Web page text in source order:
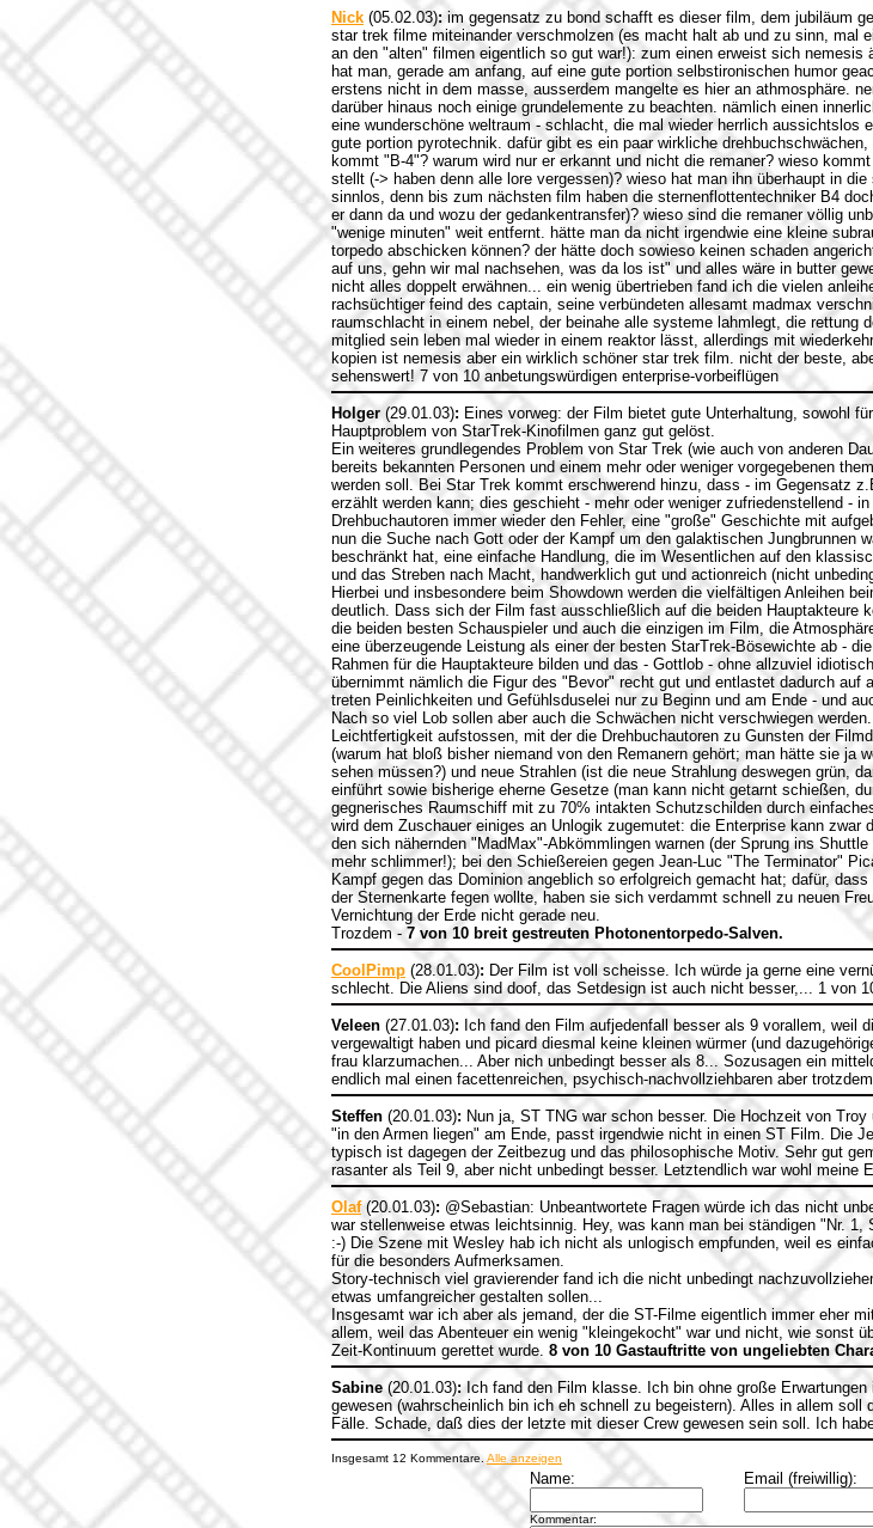
Nick (05.02.03): im gegensatz zu bond schafft es dieser film, dem jubiläum
star trek filme miteinander verschmolzen (es macht halt ab und zu sinn, mal
an den "alten" filmen eigentlich so gut war!): zum einen erweist sich
hat man, gerade am anfang, auf eine gute portion selbstironischen humor
erstens nicht in dem masse, ausserdem mangelte es hier an athmosphäre.
darüber hinaus noch einige grundelemente zu beachten. nämlich einen
eine wunderschöne weltraum - schlacht, die mal wieder herrlich aussichtslos
gute portion pyrotechnik. dafür gibt es ein paar wirkliche
kommt "B-4"? warum wird nur er erkannt und nicht die remaner? wieso
stellt (-> haben denn alle lore vergessen)? wieso hat man ihn überhaupt in
sinnlos, denn bis zum nächsten film haben die sternenflottentechniker B4
er dann da und wozu der gedankentransfer)? wieso sind die remaner völlig
"wenige minuten" weit entfernt. hätte man da nicht irgendwie eine kleine
torpedo abschicken können? der hätte doch sowieso keinen schaden
auf uns, gehn wir mal nachsehen, was da los ist" und alles wäre in butter
nicht alles doppelt erwähnen... ein wenig übertrieben fand ich die vielen
rachsüchtiger feind des captain, seine verbündeten allesamt madmax
raumschlacht in einem nebel, der beinahe alle systeme lahmlegt, die rettung
mitglied sein leben mal wieder in einem reaktor lässt, allerdings mit
kopien ist nemesis aber ein wirklich schöner star trek film. nicht der beste,
sehenswert! 7 von 10 anbetungswürdigen enterprise-vorbeiflügen
Holger (29.01.03): Eines vorweg: der Film bietet gute Unterhaltung, sowohl
Hauptproblem von StarTrek-Kinofilmen ganz gut gelöst.
Ein weiteres grundlegendes Problem von Star Trek (wie auch von anderen
bereits bekannten Personen und einem mehr oder weniger vorgegebenen
werden soll. Bei Star Trek kommt erschwerend hinzu, dass - im Gegensatz
erzählt werden kann; dies geschieht - mehr oder weniger zufriedenstellend -
Drehbuchautoren immer wieder den Fehler, eine "große" Geschichte mit
nun die Suche nach Gott oder der Kampf um den galaktischen Jungbrunnen
beschränkt hat, eine einfache Handlung, die im Wesentlichen auf den
und das Streben nach Macht, handwerklich gut und actionreich (nicht
Hierbei und insbesondere beim Showdown werden die vielfältigen Anleihen
deutlich. Dass sich der Film fast ausschließlich auf die beiden Hauptakteure
die beiden besten Schauspieler und auch die einzigen im Film, die
eine überzeugende Leistung als einer der besten StarTrek-Bösewichte ab -
Rahmen für die Hauptakteure bilden und das - Gottlob - ohne allzuviel
übernimmt nämlich die Figur des "Bevor" recht gut und entlastet dadurch auf
treten Peinlichkeiten und Gefühlsduselei nur zu Beginn und am Ende - und
Nach so viel Lob sollen aber auch die Schwächen nicht verschwiegen
Leichtfertigkeit aufstossen, mit der die Drehbuchautoren zu Gunsten der
(warum hat bloß bisher niemand von den Remanern gehört; man hätte sie ja
sehen müssen?) und neue Strahlen (ist die neue Strahlung deswegen grün,
einführt sowie bisherige eherne Gesetze (man kann nicht getarnt schießen,
gegnerisches Raumschiff mit zu 70% intakten Schutzschilden durch
wird dem Zuschauer einiges an Unlogik zugemutet: die Enterprise kann
den sich nähernden "MadMax"-Abkömmlingen warnen (der Sprung ins
mehr schlimmer!); bei den Schießereien gegen Jean-Luc "The Terminator"
Kampf gegen das Dominion angeblich so erfolgreich gemacht hat; dafür,
der Sternenkarte fegen wollte, haben sie sich verdammt schnell zu neuen
Vernichtung der Erde nicht gerade neu.
Trozdem - 7 von 10 breit gestreuten Photonentorpedo-Salven.
CoolPimp (28.01.03): Der Film ist voll scheisse. Ich würde ja gerne eine
schlecht. Die Aliens sind doof, das Setdesign ist auch nicht besser,... 1 von
Veleen (27.01.03): Ich fand den Film aufjedenfall besser als 9 vorallem, weil
vergewaltigt haben und picard diesmal keine kleinen würmer (und
frau klarzumachen... Aber nich unbedingt besser als 8... Sozusagen ein
endlich mal einen facettenreichen, psychisch-nachvollziehbaren aber
Steffen (20.01.03): Nun ja, ST TNG war schon besser. Die Hochzeit von
"in den Armen liegen" am Ende, passt irgendwie nicht in einen ST Film. Die
typisch ist dagegen der Zeitbezug und das philosophische Motiv. Sehr gut
rasanter als Teil 9, aber nicht unbedingt besser. Letztendlich war wohl meine
Olaf(20.01.03): @Sebastian: Unbeantwortete Fragen würde ich das nicht
war stellenweise etwas leichtsinnig. Hey, was kann man bei ständigen "Nr.
:-) Die Szene mit Wesley hab ich nicht als unlogisch empfunden, weil es
für die besonders Aufmerksamen.
Story-technisch viel gravierender fand ich die nicht unbedingt
etwas umfangreicher gestalten sollen...
Insgesamt war ich aber als jemand, der die ST-Filme eigentlich immer eher
allem, weil das Abenteuer ein wenig "kleingekocht" war und nicht, wie sonst
Zeit-Kontinuum gerettet wurde. 8 von 10 Gastauftritte von ungeliebten
Sabine (20.01.03): Ich fand den Film klasse. Ich bin ohne große
gewesen (wahrscheinlich bin ich eh schnell zu begeistern). Alles in allem
Fälle. Schade, daß dies der letzte mit dieser Crew gewesen sein soll. Ich
Insgesamt 12 Kommentare. Alle anzeigen
Name: Email (freiwillig):
Kommentar: